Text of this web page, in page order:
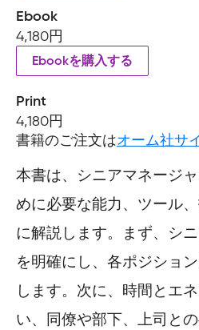
Ebook
4,180円
Ebookを購入する
Print
4,180円
書籍のご注文はオーム社サ
本書は、シニアマネージ
めに必要な能力、ツール
に解説します。まず、シ
を明確にし、各ポジショ
します。次に、時間とエ
い、同僚や部下、上司と